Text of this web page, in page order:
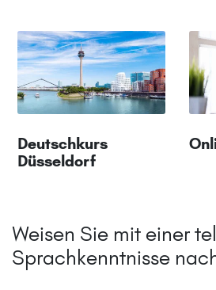
Deutschkurs
Düsseldorf
Weisen Sie mit einer
Sprachkenntnisse